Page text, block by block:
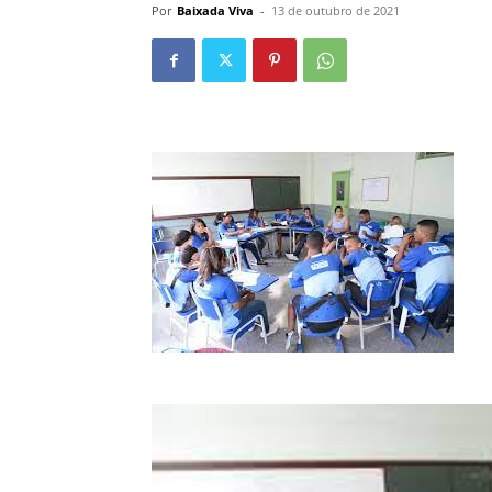
Por Baixada Viva - 13 de outubro de 2021